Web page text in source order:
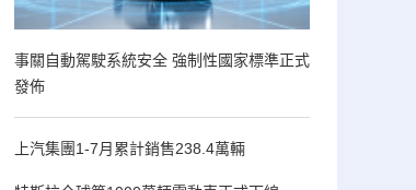
事關自動駕駛系統安全 強制性國家標準正式
發佈
上汽集團1-7月累計銷售238.4萬輛